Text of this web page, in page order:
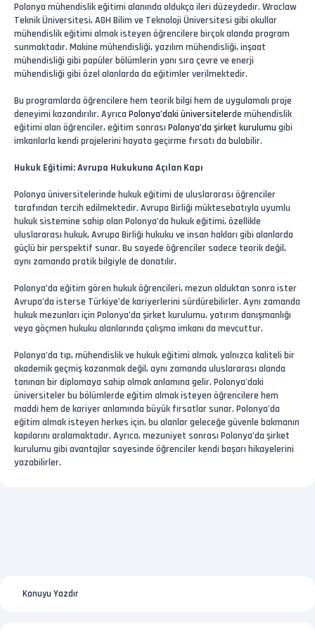
Polonya mühendislik eğitimi alanında oldukça ileri düzeydedir. Wroclaw
Teknik Üniversitesi, AGH Bilim ve Teknoloji Üniversitesi gibi okullar
mühendislik eğitimi almak isteyen öğrencilere birçok alanda program
sunmaktadır. Makine mühendisliği, yazılım mühendisliği, inşaat
mühendisliği gibi popüler bölümlerin yanı sıra çevre ve enerji
mühendisliği gibi özel alanlarda da eğitimler verilmektedir.
Bu programlarda öğrencilere hem teorik bilgi hem de uygulamalı proje
deneyimi kazandırılır. Ayrıca Polonya’daki üniversitelerde mühendislik
eğitimi alan öğrenciler, eğitim sonrası Polonya’da şirket kurulumu gibi
imkanlarla kendi projelerini hayata geçirme fırsatı da bulabilir.
Hukuk Eğitimi: Avrupa Hukukuna Açılan Kapı
Polonya üniversitelerinde hukuk eğitimi de uluslararası öğrenciler
tarafından tercih edilmektedir. Avrupa Birliği müktesebatıyla uyumlu
hukuk sistemine sahip olan Polonya’da hukuk eğitimi, özellikle
uluslararası hukuk, Avrupa Birliği hukuku ve insan hakları gibi alanlarda
güçlü bir perspektif sunar. Bu sayede öğrenciler sadece teorik değil,
aynı zamanda pratik bilgiyle de donatılır.
Polonya’da eğitim gören hukuk öğrencileri, mezun olduktan sonra ister
Avrupa’da isterse Türkiye’de kariyerlerini sürdürebilirler. Aynı zamanda
hukuk mezunları için Polonya’da şirket kurulumu, yatırım danışmanlığı
veya göçmen hukuku alanlarında çalışma imkanı da mevcuttur.
Polonya’da tıp, mühendislik ve hukuk eğitimi almak, yalnızca kaliteli bir
akademik geçmiş kazanmak değil, aynı zamanda uluslararası alanda
tanınan bir diplomaya sahip olmak anlamına gelir. Polonya’daki
üniversiteler bu bölümlerde eğitim almak isteyen öğrencilere hem
maddi hem de kariyer anlamında büyük fırsatlar sunar. Polonya’da
eğitim almak isteyen herkes için, bu alanlar geleceğe güvenle bakmanın
kapılarını aralamaktadır. Ayrıca, mezuniyet sonrası Polonya’da şirket
kurulumu gibi avantajlar sayesinde öğrenciler kendi başarı hikayelerini
yazabilirler.
Konuyu Yazdır